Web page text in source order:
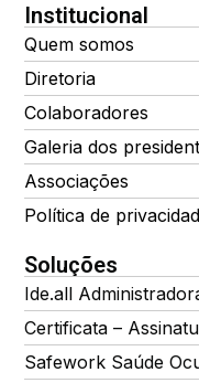
Institucional
Quem somos
Diretoria
Colaboradores
Galeria dos
Associações
Política de
Soluções
Ide.all
Certificata –
Safework Saúde